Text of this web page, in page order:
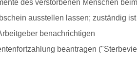
des verstorbenen Menschen
ausstellen lassen; zuständig
benachrichtigen
beantragen